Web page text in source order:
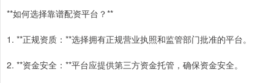
**如何选择靠谱配资平台？**
1. **正规资质：**选择拥有正规营业执照和监管部门批准的平台。
2. **资金安全：**平台应提供第三方资金托管，确保资金安全。